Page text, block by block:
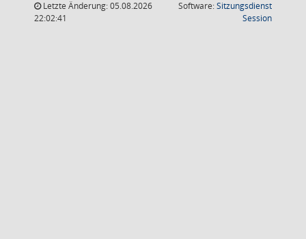
Letzte Änderung: 05.08.2026
22:02:41
Software:Sitzungsdienst
Session(Wird in